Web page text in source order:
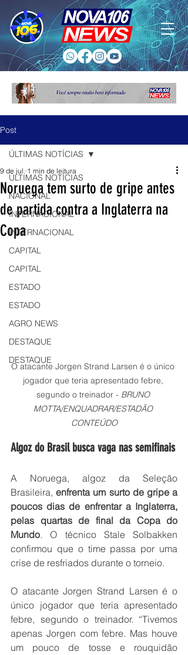
Post
ÚLTIMAS NOTÍCIAS
NACIONAL
INTERNACIONAL
INTERNACIONAL
CAPITAL
CAPITAL
ESTADO
ESTADO
AGRO NEWS
DESTAQUE
DESTAQUE
ÚLTIMAS NOTÍCIAS
Noruega tem surto de gripe antes
de partida contra a Inglaterra na
Copa
9 de jul. 1 min de leitura
O atacante Jorgen Strand Larsen é o único
jogador que teria apresentado febre,
segundo o treinador - BRUNO
MOTTA/ENQUADRAR/ESTADÃO
CONTEÚDO
Algoz do Brasil busca vaga nas semifinais
A Noruega, algoz da Seleção
Brasileira, enfrenta um surto de gripe a
poucos dias de enfrentar a Inglaterra,
pelas quartas de final da Copa do
Mundo. O técnico Stale Solbakken
confirmou que o time passa por uma
crise de resfriados durante o torneio.
O atacante Jorgen Strand Larsen é o
único jogador que teria apresentado
febre, segundo o treinador. “Tivemos
apenas Jorgen com febre. Mas houve
um pouco de tosse e rouquidão